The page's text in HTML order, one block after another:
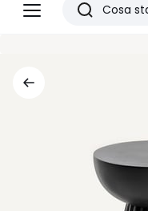
Menu
Redoute
Ricerca